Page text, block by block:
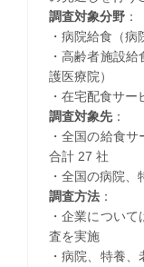
調査対象分野：
・病院給食（病
・高齢者施設
護医療院）
・在宅配食サー
調査対象先：
・全国の給食
合計 27 社
・全国の病院
調査方法：
・企業につい
査を実施
・病院、特養